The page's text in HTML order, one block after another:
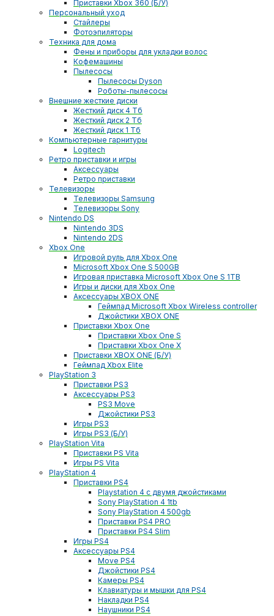
Приставки Xbox 360 (Б/У)
Персональный уход
Стайлеры
Фотоэпиляторы
Техника для дома
Фены и приборы для укладки волос
Кофемашины
Пылесосы
Пылесосы Dyson
Роботы-пылесосы
Внешние жесткие диски
Жесткий диск 4 Тб
Жесткий диск 2 Тб
Жесткий диск 1 Тб
Компьютерные гарнитуры
Logitech
Ретро приставки и игры
Аксессуары
Ретро приставки
Телевизоры
Телевизоры Samsung
Телевизоры Sony
Nintendo DS
Nintendo 3DS
Nintendo 2DS
Xbox One
Игровой руль для Xbox One
Microsoft Xbox One S 500GB
Игровая приставка Microsoft Xbox One S 1TB
Игры и диски для Xbox One
Аксессуары XBOX ONE
Геймпад Microsoft Xbox Wireless controller
Джойстики XBOX ONE
Приставки Xbox One
Приставки Xbox One S
Приставки Xbox One X
Приставки XBOX ONE (Б/У)
Геймпад Xbox Elite
PlayStation 3
Приставки PS3
Аксессуары PS3
PS3 Move
Джойстики PS3
Игры PS3
Игры PS3 (Б/У)
PlayStation Vita
Приставки PS Vita
Игры PS Vita
PlayStation 4
Приставки PS4
Playstation 4 с двумя джойстиками
Sony PlayStation 4 1tb
Sony PlayStation 4 500gb
Приставки PS4 PRO
Приставки PS4 Slim
Игры PS4
Аксессуары PS4
Move PS4
Джойстики PS4
Камеры PS4
Клавиатуры и мышки для PS4
Накладки PS4
Наушники PS4